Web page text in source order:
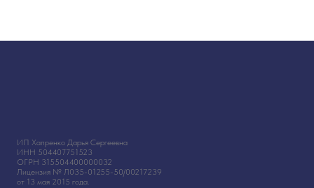
ИП Хапренко Дарья Сергеевна
ИНН 504407751523
ОГРН 315504400000032
Лицензия № Л035-01255-50/00217239
от 13 мая 2015 года.